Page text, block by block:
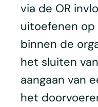
via de OR
uitoefenen
binnen de
het sluiten
aangaan van
het